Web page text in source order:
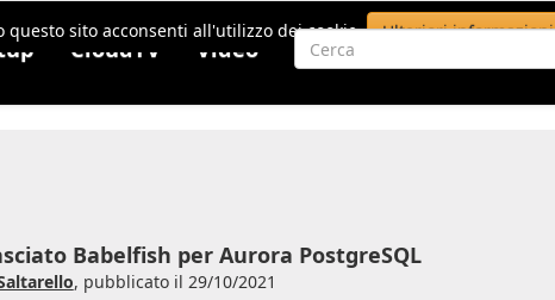
questo sito acconsenti all'utilizzo dei cookie. Ulteriori informazioni
CloudTV Video
Babelfish per Aurora PostgreSQL
, pubblicato il 29/10/2021